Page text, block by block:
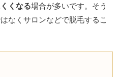
くなる場合が多いです。そう
なくサロンなどで脱毛するこ